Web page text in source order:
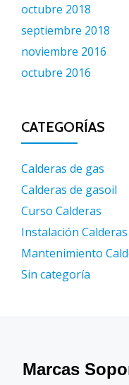
octubre 2018
septiembre 2018
noviembre 2016
octubre 2016
CATEGORÍAS
Calderas de gas
Calderas de gasoil
Curso Calderas
Instalación Calderas
Mantenimiento
Sin categoría
Marcas